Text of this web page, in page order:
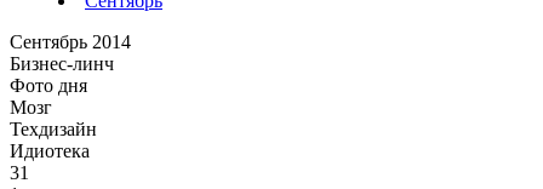
Сентябрь 2014
Бизнес-линч
Фото дня
Мозг
Техдизайн
Идиотека
31